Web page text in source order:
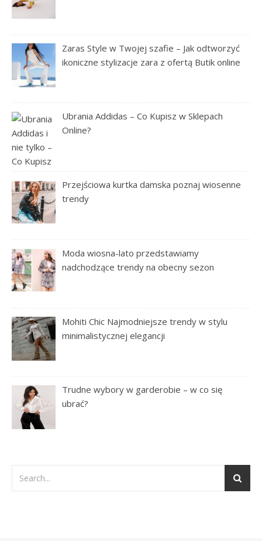
Zaras Style w Twojej szafie – Jak odtworzyć
ikoniczne stylizacje zara z ofertą Butik online
Ubrania Addidas – Co Kupisz w Sklepach
Online?
Przejściowa kurtka damska poznaj wiosenne
trendy
Moda wiosna-lato przedstawiamy
nadchodzące trendy na obecny sezon
Mohiti Chic Najmodniejsze trendy w stylu
minimalistycznej elegancji
Trudne wybory w garderobie – w co się
ubrać?